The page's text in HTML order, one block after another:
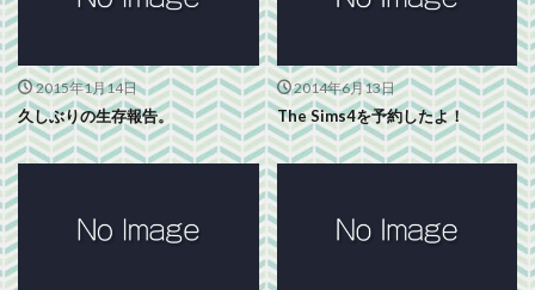
2015年1月14日
久しぶりの生存報告。
2014年6月13日
The Sims4を予約したよ！